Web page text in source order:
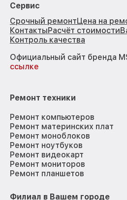
Сервис
Срочный ремонтЦена на
КонтактыРасчёт стоимости
Контроль качества
Официальный сайт бренда
ссылке
Ремонт техники
Ремонт компьютеров
Ремонт материнских плат
Ремонт моноблоков
Ремонт ноутбуков
Ремонт видеокарт
Ремонт мониторов
Ремонт планшетов
Филиал в Вашем городе